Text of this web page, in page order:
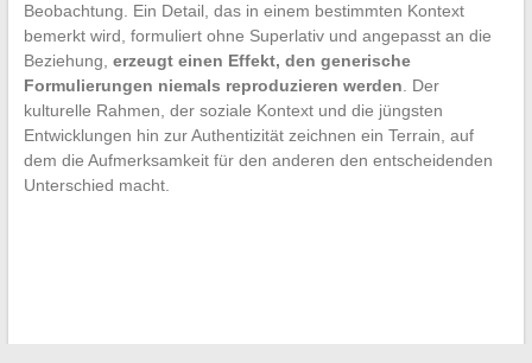
Beobachtung. Ein Detail, das in einem bestimmten Kontext
bemerkt wird, formuliert ohne Superlativ und angepasst an die
Beziehung, erzeugt einen Effekt, den generische
Formulierungen niemals reproduzieren werden. Der
kulturelle Rahmen, der soziale Kontext und die jüngsten
Entwicklungen hin zur Authentizität zeichnen ein Terrain, auf
dem die Aufmerksamkeit für den anderen den entscheidenden
Unterschied macht.